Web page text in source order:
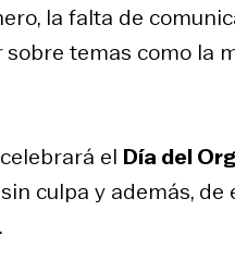
la falta de
temas como la
el Día del
culpa y además,